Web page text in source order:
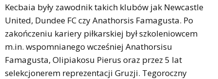
Kecbaia były zawodnik takich klubów jak Newcastle
United, Dundee FC czy Anathorsis Famagusta. Po
zakończeniu kariery piłkarskiej był szkoleniowcem
m.in. wspomnianego wcześniej Anathorsisu
Famagusta, Olipiakosu Pierus oraz przez 5 lat
selekcjonerem reprezentacji Gruzji. Tegoroczny